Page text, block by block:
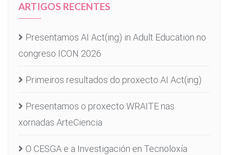
ARTIGOS RECENTES
Presentamos AI Act(ing) in Adult Education no
congreso ICON 2026
Primeiros resultados do proxecto AI Act(ing)
Presentamos o proxecto WRAITE nas
xornadas ArteCiencia
O CESGA e a Investigación en Tecnoloxía